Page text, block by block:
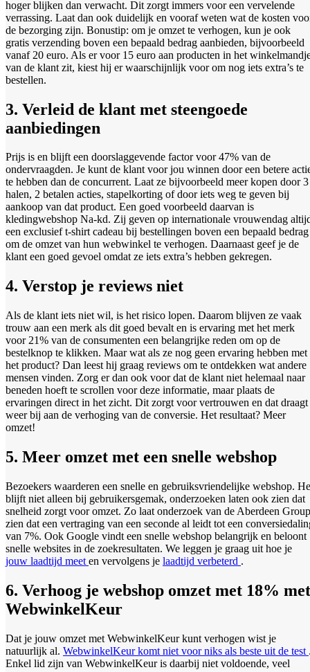
hoger blijken dan verwacht. Dit zorgt immers voor een vervelende
verrassing. Laat dan ook duidelijk en vooraf weten wat de kosten
de bezorging zijn. Bonustip: om je omzet te verhogen, kun je ook
gratis verzending boven een bepaald bedrag aanbieden, bijvoorbeeld
vanaf 20 euro. Als er voor 15 euro aan producten in het
van de klant zit, kiest hij er waarschijnlijk voor om nog iets extra’s te
bestellen.
3. Verleid de klant met steengoede
aanbiedingen
Prijs is en blijft een doorslaggevende factor voor 47% van de
ondervraagden. Je kunt de klant voor jou winnen door een betere
te hebben dan de concurrent. Laat ze bijvoorbeeld meer kopen door 3
halen, 2 betalen acties, stapelkorting of door iets weg te geven bij
aankoop van dat product. Een goed voorbeeld daarvan is
kledingwebshop Na-kd. Zij geven op internationale vrouwendag
een exclusief t-shirt cadeau bij bestellingen boven een bepaald bedrag
om de omzet van hun webwinkel te verhogen. Daarnaast geef je de
klant een goed gevoel omdat ze iets extra’s hebben gekregen.
4. Verstop je reviews niet
Als de klant iets niet wil, is het risico lopen. Daarom blijven ze vaak
trouw aan een merk als dit goed bevalt en is ervaring met het merk
voor 21% van de consumenten een belangrijke reden om op de
bestelknop te klikken. Maar wat als ze nog geen ervaring hebben met
het product? Dan leest hij graag reviews om te ontdekken wat andere
mensen vinden. Zorg er dan ook voor dat de klant niet helemaal naar
beneden hoeft te scrollen voor deze informatie, maar plaats de
ervaringen direct in het zicht. Dit zorgt voor vertrouwen en dat draagt
weer bij aan de verhoging van de conversie. Het resultaat? Meer
omzet!
5. Meer omzet met een snelle webshop
Bezoekers waarderen een snelle en gebruiksvriendelijke webshop.
blijft niet alleen bij gebruikersgemak, onderzoeken laten ook zien dat
snelheid zorgt voor omzet. Zo laat onderzoek van de Aberdeen Group
zien dat een vertraging van een seconde al leidt tot een
van 7%. Ook Google vindt een snelle webshop belangrijk en beloont
snelle websites in de zoekresultaten. We leggen je graag uit hoe je
jouw laadtijd meet en vervolgens je laadtijd verbeterd .
6. Verhoog je webshop omzet met 18% met
WebwinkelKeur
Dat je jouw omzet met WebwinkelKeur kunt verhogen wist je
natuurlijk al. WebwinkelKeur komt niet voor niks als beste uit de test
Enkel lid zijn van WebwinkelKeur is daarbij niet voldoende, veel